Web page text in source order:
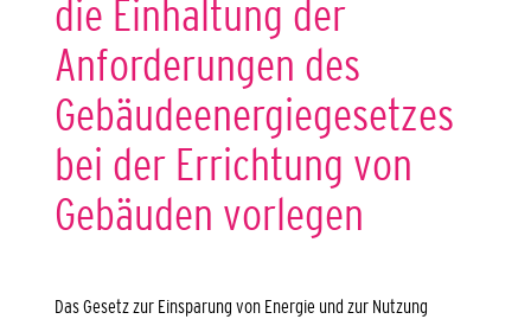
die Einhaltung der
Anforderungen des
Gebäudeenergiegesetzes
bei der Errichtung von
Gebäuden vorlegen
Das Gesetz zur Einsparung von Energie und zur Nutzung